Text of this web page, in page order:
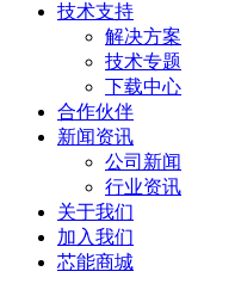
技术支持
解决方案
技术专题
下载中心
合作伙伴
新闻资讯
公司新闻
行业资讯
关于我们
加入我们
芯能商城